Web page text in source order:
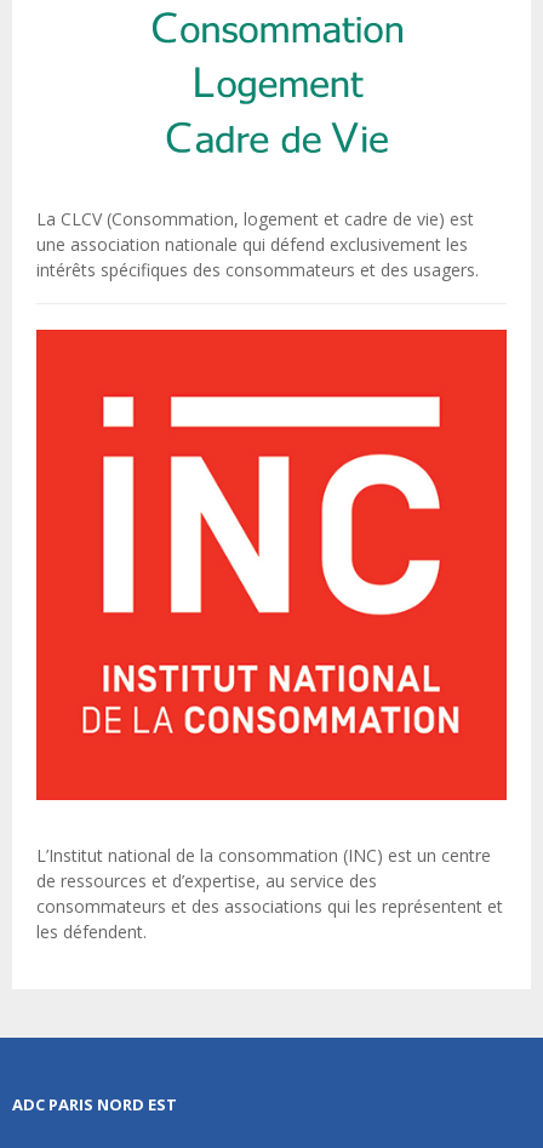
La CLCV (Consommation, logement et cadre de vie) est
une association nationale qui défend exclusivement les
intérêts spécifiques des consommateurs et des usagers.
L’Institut national de la consommation (INC) est un centre
de ressources et d’expertise, au service des
consommateurs et des associations qui les représentent et
les défendent.
ADC PARIS NORD EST